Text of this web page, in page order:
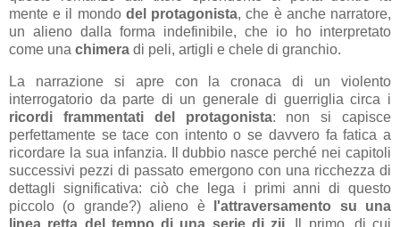
mente e il mondo del protagonista, che è anche narratore,
un alieno dalla forma indefinibile, che io ho interpretato
come una chimera di peli, artigli e chele di granchio.
La narrazione si apre con la cronaca di un violento
interrogatorio da parte di un generale di guerriglia circa i
ricordi frammentati del protagonista: non si capisce
perfettamente se tace con intento o se davvero fa fatica a
ricordare la sua infanzia. Il dubbio nasce perché nei capitoli
successivi pezzi di passato emergono con una ricchezza di
dettagli significativa: ciò che lega i primi anni di questo
piccolo (o grande?) alieno è
l'attraversamento su una
linea retta del tempo di una serie di zii . Il primo, di cui